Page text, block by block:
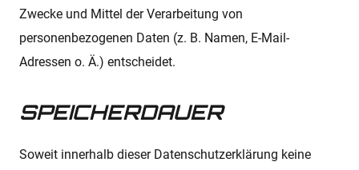
Zwecke und Mittel der Verarbeitung von
personenbezogenen Daten (z. B. Namen, E-Mail-
Adressen o. Ä.) entscheidet.
SPEICHERDAUER
Soweit innerhalb dieser Datenschutzerklärung keine